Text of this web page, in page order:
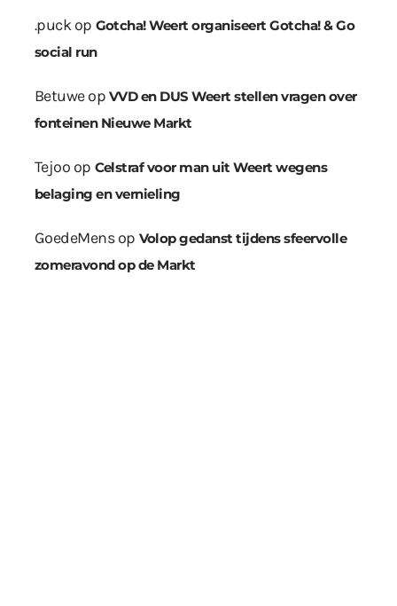
.puckop Gotcha! Weert organiseert Gotcha! & Go
social run
Betuweop VVD en DUS Weert stellen vragen over
fonteinen Nieuwe Markt
Tejoo op Celstraf voor man uit Weert wegens
belaging en vernieling
GoedeMensop Volop gedanst tijdens sfeervolle
zomeravond op de Markt